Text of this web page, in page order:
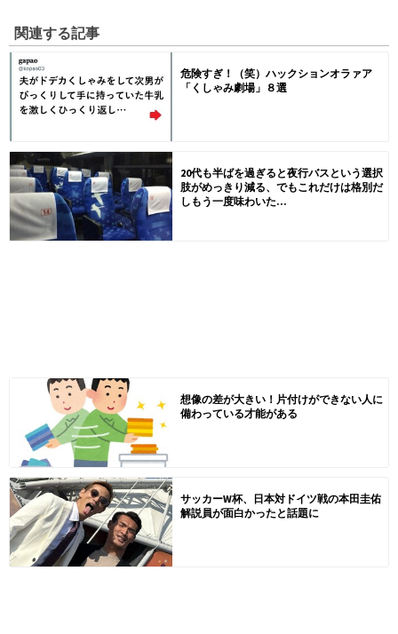
関連する記事
危険すぎ！（笑）ハックションオラァア
「くしゃみ劇場」８選
20代も半ばを過ぎると夜行バスという選択
肢がめっきり減る、でもこれだけは格別だ
しもう一度味わいた...
想像の差が大きい！片付けができない人に
備わっている才能がある
サッカーW杯、日本対ドイツ戦の本田圭佑
解説員が面白かったと話題に